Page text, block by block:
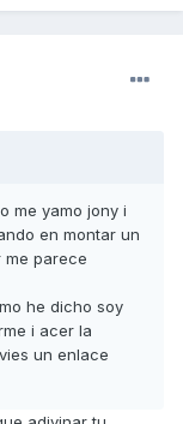
me yamo jony i
en montar un
parece
he dicho soy
i acer la
un enlace